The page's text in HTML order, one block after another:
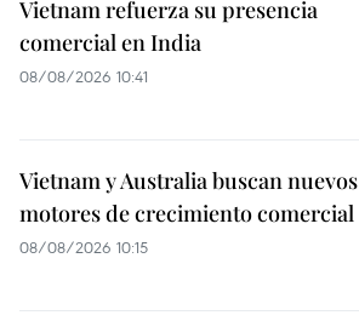
Vietnam refuerza su presencia
comercial en India
08/08/2026 10:41
Vietnam y Australia buscan nuevos
motores de crecimiento comercial
08/08/2026 10:15